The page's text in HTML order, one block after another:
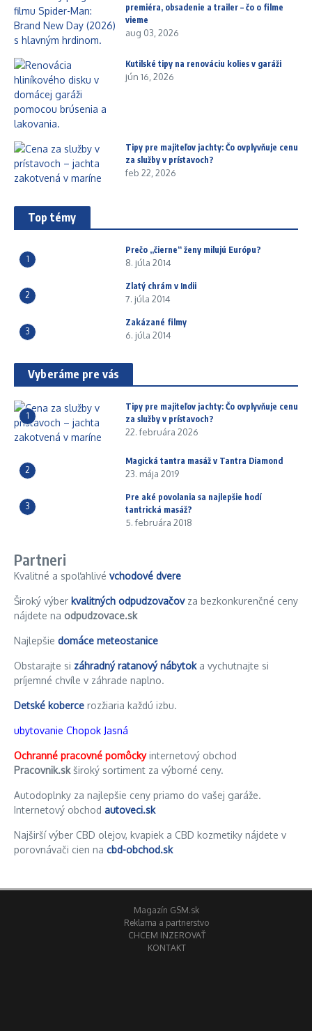
premiéra, obsadenie a trailer – čo o filme
vieme
aug 03, 2026
Kutilské tipy na renováciu kolies v garáži
jún 16, 2026
Tipy pre majiteľov jachty: Čo ovplyvňuje cenu
za služby v prístavoch?
feb 22, 2026
Top témy
1
Prečo „čierne“ ženy milujú Európu?
8. júla 2014
2
Zlatý chrám v Indii
7. júla 2014
3
Zakázané filmy
6. júla 2014
Vyberáme pre vás
1
Tipy pre majiteľov jachty: Čo ovplyvňuje cenu
za služby v prístavoch?
22. februára 2026
2
Magická tantra masáž v Tantra Diamond
23. mája 2019
3
Pre aké povolania sa najlepšie hodí
tantrická masáž?
5. februára 2018
Partneri
Kvalitné a spoľahlivé vchodové dvere
Široký výber kvalitných odpudzovačovza bezkonkurenčné ceny
nájdete na odpudzovace.sk
Najlepšie domáce meteostanice
Obstarajte si záhradný ratanový nábytoka vychutnajte si
príjemné chvíle v záhrade naplno.
Detské koberce rozžiaria každú izbu.
ubytovanie Chopok Jasná
Ochranné pracovné pomôckyinternetový obchod
Pracovnik.skširoký sortiment za výborné ceny.
Autodoplnky za najlepšie ceny priamo do vašej garáže.
Internetový obchod autoveci.sk
Najširší výber CBD olejov, kvapiek a CBD kozmetiky nájdete v
porovnávači cien na cbd-obchod.sk
Magazín GSM.sk
Reklama a partnerstvo
CHCEM INZEROVAŤ
KONTAKT